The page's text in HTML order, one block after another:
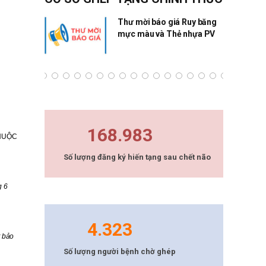
6
bảo
Thư mời báo giá Ruy băng
mực màu và Thẻ nhựa PV
168.983
Số lượng đăng ký hiến tạng sau chết não
4.323
Số lượng người bệnh chờ ghép